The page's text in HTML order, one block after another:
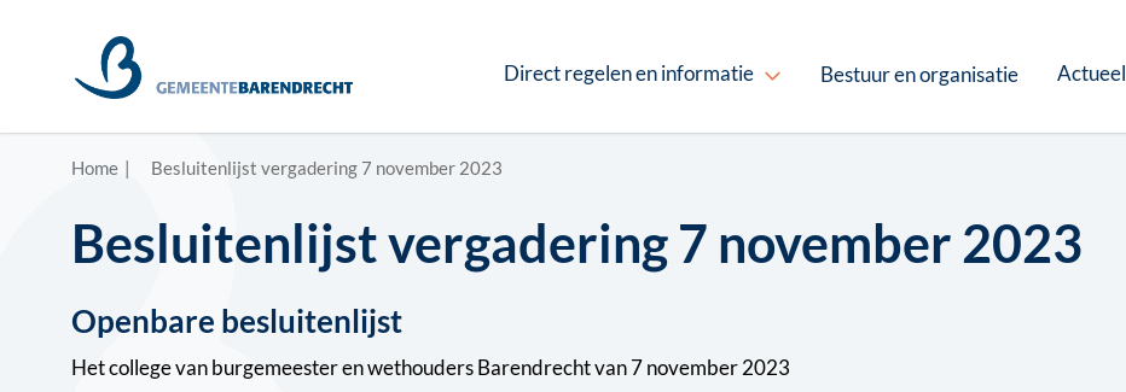
Direct regelen en informatie Bestuur en organisatie Actueel
Home Besluitenlijst vergadering 7 november 2023
Besluitenlijst vergadering 7 november 2023
Openbare besluitenlijst
Het college van burgemeester en wethouders Barendrecht van 7 november 2023